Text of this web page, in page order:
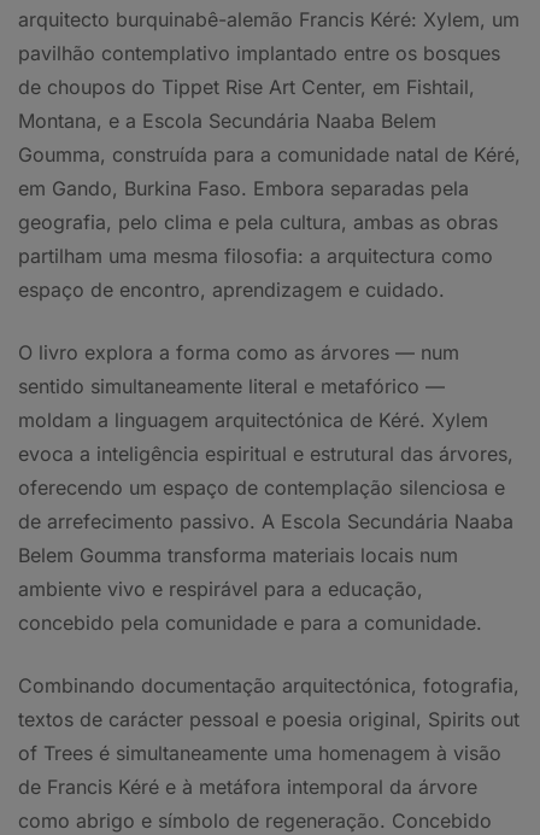
arquitecto burquinabê-alemão Francis Kéré: Xylem, um
pavilhão contemplativo implantado entre os bosques
de choupos do Tippet Rise Art Center, em Fishtail,
Montana, e a Escola Secundária Naaba Belem
Goumma, construída para a comunidade natal de Kéré,
em Gando, Burkina Faso. Embora separadas pela
geografia, pelo clima e pela cultura, ambas as obras
partilham uma mesma filosofia: a arquitectura como
espaço de encontro, aprendizagem e cuidado.
O livro explora a forma como as árvores — num
sentido simultaneamente literal e metafórico —
moldam a linguagem arquitectónica de Kéré. Xylem
evoca a inteligência espiritual e estrutural das árvores,
oferecendo um espaço de contemplação silenciosa e
de arrefecimento passivo. A Escola Secundária Naaba
Belem Goumma transforma materiais locais num
ambiente vivo e respirável para a educação,
concebido pela comunidade e para a comunidade.
Combinando documentação arquitectónica, fotografia,
textos de carácter pessoal e poesia original, Spirits out
of Trees é simultaneamente uma homenagem à visão
de Francis Kéré e à metáfora intemporal da árvore
como abrigo e símbolo de regeneração. Concebido